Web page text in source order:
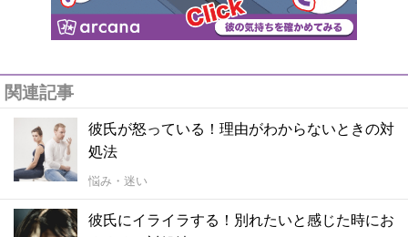
関連記事
彼氏が怒っている！理由がわからないときの対
処法
悩み・迷い
彼氏にイライラする！別れたいと感じた時にお